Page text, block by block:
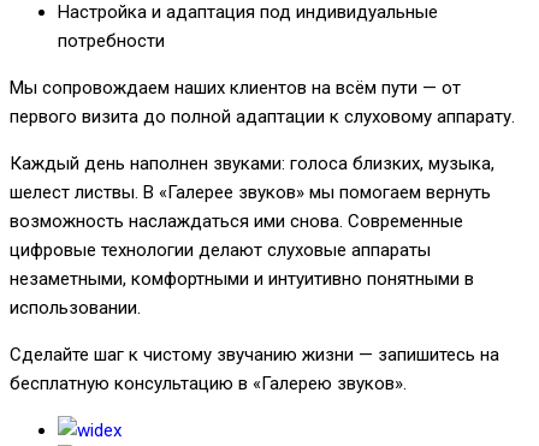
Настройка и адаптация под индивидуальные
потребности
Мы сопровождаем наших клиентов на всём пути — от
первого визита до полной адаптации к слуховому аппарату.
Каждый день наполнен звуками: голоса близких, музыка,
шелест листвы. В «Галерее звуков» мы помогаем вернуть
возможность наслаждаться ими снова. Современные
цифровые технологии делают слуховые аппараты
незаметными, комфортными и интуитивно понятными в
использовании.
Сделайте шаг к чистому звучанию жизни — запишитесь на
бесплатную консультацию в «Галерею звуков».